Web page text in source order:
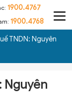
1900.4767
1900.4768
TNDN: Nguyên
Nguyên